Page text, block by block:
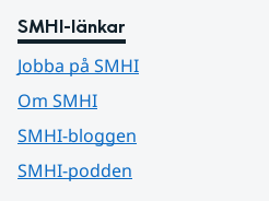
SMHI-länkar
Jobba på SMHI
Om SMHI
SMHI-bloggen
SMHI-podden